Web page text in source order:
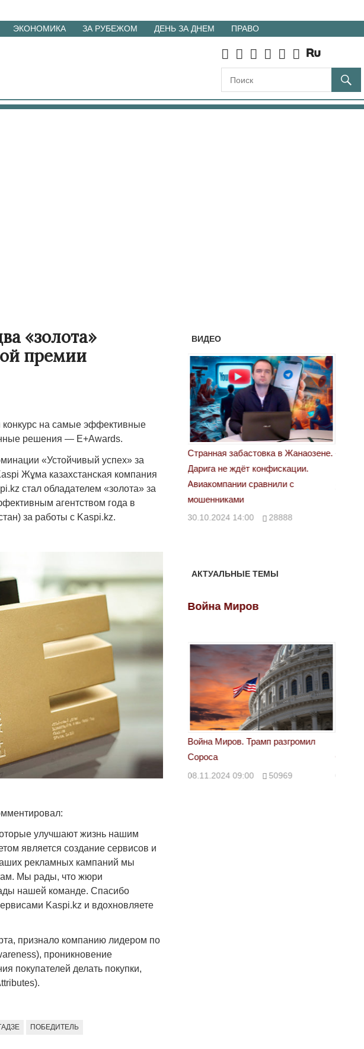
ЭКОНОМИКА ЗА РУБЕЖОМ ДЕНЬ ЗА ДНЕМ ПРАВО
«золота»
премии
на самые эффективные
решения — E+Awards.
«Устойчивый успех» за
Жұма казахстанская компания
стал обладателем «золота» за
агентством года в
за работы с Kaspi.kz.
улучшают жизнь нашим
является создание сервисов и
рекламных кампаний мы
Мы рады, что жюри
нашей команде. Спасибо
Kaspi.kz и вдохновляете
признало компанию лидером по
проникновение
покупателей делать покупки,
ПОБЕДИТЕЛЬ
ВИДЕО
Дарига не ждёт конфискации.
Авиакомпании сравнили с
мошенниками
30.10.2024 14:00
«Новый Казахстан не говорит всей
правды»
29.10.2024 09:00 39623
АКТУАЛЬНЫЕ ТЕМЫ
Война Миров
Война Миров. Трамп разгромил
Сороса
08.11.2024 09:00
Война Миров
Война Миров. Трамп разгромил
Сороса
08.11.2024 09:00 50969